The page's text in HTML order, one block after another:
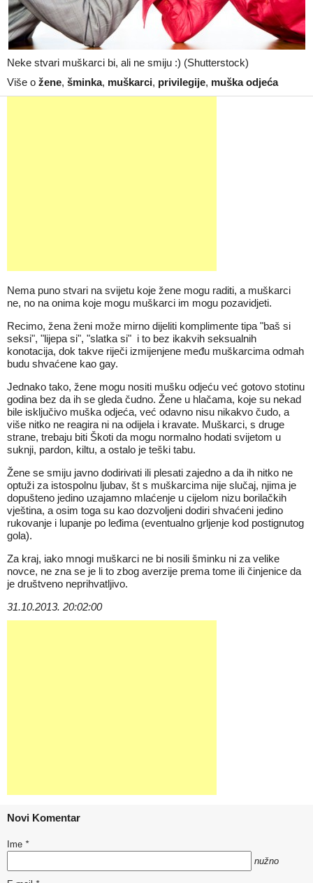
Neke stvari muškarci bi, ali ne smiju :) (Shutterstock)
Više o žene, šminka, muškarci, privilegije, muška odjeća
Nema puno stvari na svijetu koje žene mogu raditi, a muškarci
ne, no na onima koje mogu muškarci im mogu pozavidjeti.
Recimo, žena ženi može mirno dijeliti komplimente tipa "baš si
seksi", "lijepa si", "slatka si" i to bez ikakvih seksualnih
konotacija, dok takve riječi izmijenjene među muškarcima odmah
budu shvaćene kao gay.
Jednako tako, žene mogu nositi mušku odjeću već gotovo stotinu
godina bez da ih se gleda čudno. Žene u hlačama, koje su nekad
bile isključivo muška odjeća, već odavno nisu nikakvo čudo, a
više nitko ne reagira ni na odijela i kravate. Muškarci, s druge
strane, trebaju biti Škoti da mogu normalno hodati svijetom u
suknji, pardon, kiltu, a ostalo je teški tabu.
Žene se smiju javno dodirivati ili plesati zajedno a da ih nitko ne
optuži za istospolnu ljubav, št s muškarcima nije slučaj, njima je
dopušteno jedino uzajamno mlaćenje u cijelom nizu borilačkih
vještina, a osim toga su kao dozvoljeni dodiri shvaćeni jedino
rukovanje i lupanje po leđima (eventualno grljenje kod postignutog
gola).
Za kraj, iako mnogi muškarci ne bi nosili šminku ni za velike
novce, ne zna se je li to zbog averzije prema tome ili činjenice da
je društveno neprihvatljivo.
31.10.2013. 20:02:00
Novi Komentar
Ime *
nužno